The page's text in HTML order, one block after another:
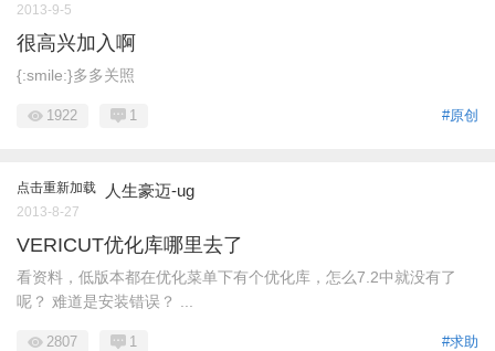
2013-9-5
很高兴加入啊
{:smile:}多多关照
#原创
1922 1
点击重新加载 人生豪迈-ug
2013-8-27
VERICUT优化库哪里去了
看资料，低版本都在优化菜单下有个优化库，怎么7.2中就没有了
呢？ 难道是安装错误？ ...
#求助
2807 1